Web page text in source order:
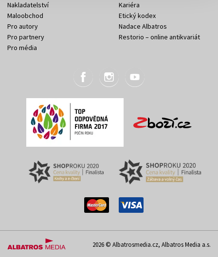
Nakladatelství
Maloobchod
Pro autory
Pro partnery
Pro média
Kariéra
Etický kodex
Nadace Albatros
Restorio – online antikvariát
2026 © Albatrosmedia.cz, Albatros Media a.s.